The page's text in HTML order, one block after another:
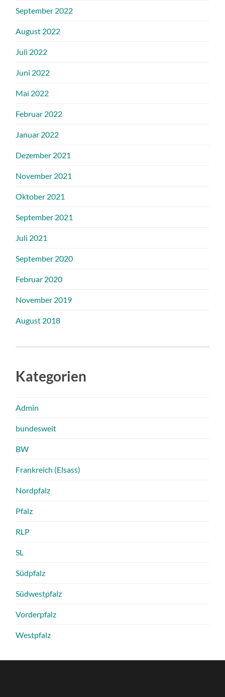
September 2022
August 2022
Juli 2022
Juni 2022
Mai 2022
Februar 2022
Januar 2022
Dezember 2021
November 2021
Oktober 2021
September 2021
Juli 2021
September 2020
Februar 2020
November 2019
August 2018
Kategorien
Admin
bundesweit
BW
Frankreich (Elsass)
Nordpfalz
Pfalz
RLP
SL
Südpfalz
Südwestpfalz
Vorderpfalz
Westpfalz